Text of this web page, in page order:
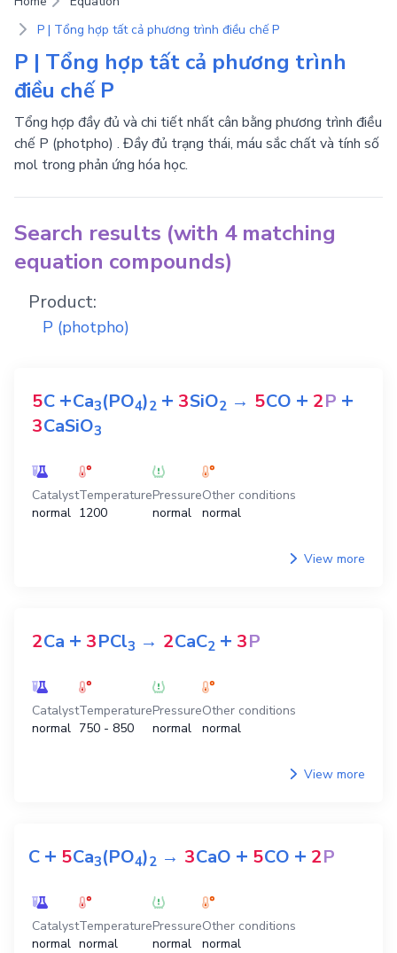
P | Tổng hợp tất cả phương trình điều chế P
P | Tổng hợp tất cả phương trình
điều chế P
Tổng hợp đầy đủ và chi tiết nhất cân bằng phương trình điều
chế P (photpho) . Đầy đủ trạng thái, máu sắc chất và tính số
mol trong phản ứng hóa học.
Search results (with 4 matching
equation compounds)
Product:
P (photpho)
5C +Ca3(PO4)2 + 3SiO2 → 5CO + 2P +
3CaSiO3
Catalyst
normal
Temperature
1200
Pressure
normal
Other conditions
normal
View more
2Ca + 3PCl3 → 2CaC2 + 3P
Catalyst
normal
Temperature
750 - 850
Pressure
normal
Other conditions
normal
View more
C + 5Ca3(PO4)2 → 3CaO + 5CO + 2P
Catalyst
normal
Temperature
normal
Pressure
normal
Other conditions
normal